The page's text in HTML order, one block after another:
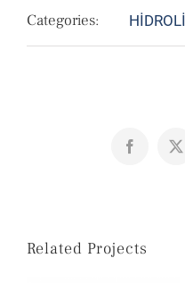
Categories:
Facebook
X
Related Projects